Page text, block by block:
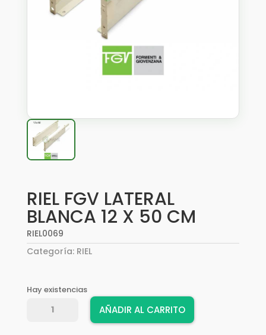
RIEL FGV LATERAL
BLANCA 12 X 50 CM
RIEL0069
Categoría: RIEL
Hay existencias
AÑADIR AL CARRITO